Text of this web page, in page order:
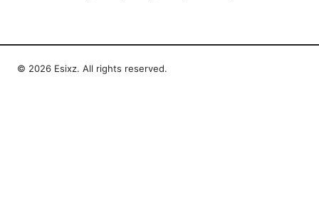
© 2026 Esixz. All rights reserved.